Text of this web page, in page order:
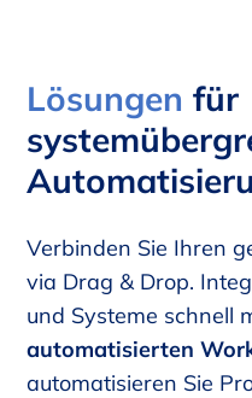
Lösungen für
Verbinden Sie Ihren
via Drag & Drop.
und Systeme schnell
automatisierten
automatisieren Sie